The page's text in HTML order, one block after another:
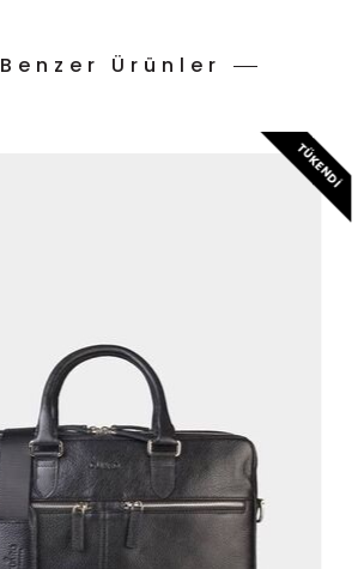
Benzer Ürünler
TÜKENDI